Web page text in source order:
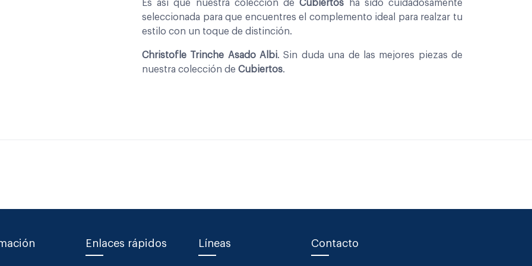
Es asi que nuestra coleccion deCubiertos ha sido cuidadosamente
seleccionada para que encuentres el complemento ideal para realzar tu
estilo con un toque de distinción.
Christofle Trinche Asado Albi. Sin duda una de las mejores piezas de
nuestra colección de Cubiertos.
Enlaces rápidos Líneas Contacto